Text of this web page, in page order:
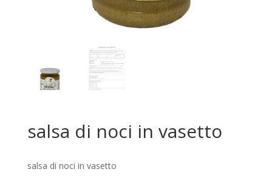
salsa di noci in vasetto
salsa di noci in vasetto